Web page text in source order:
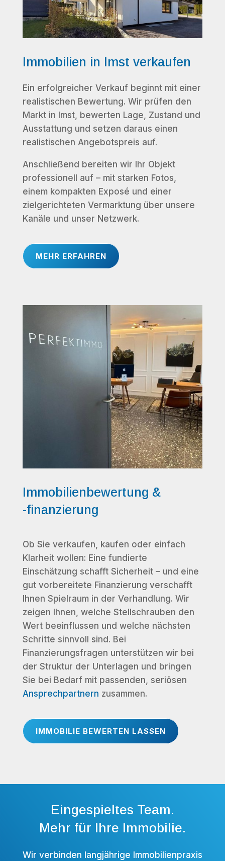
Immobilien in Imst verkaufen
Ein erfolgreicher Verkauf beginnt mit einer
realistischen Bewertung. Wir prüfen den
Markt in Imst, bewerten Lage, Zustand und
Ausstattung und setzen daraus einen
realistischen Angebotspreis auf.
Anschließend bereiten wir Ihr Objekt
professionell auf – mit starken Fotos,
einem kompakten Exposé und einer
zielgerichteten Vermarktung über unsere
Kanäle und unser Netzwerk.
MEHR ERFAHREN
Immobilienbewertung &
-finanzierung
Ob Sie verkaufen, kaufen oder einfach
Klarheit wollen: Eine fundierte
Einschätzung schafft Sicherheit – und eine
gut vorbereitete Finanzierung verschafft
Ihnen Spielraum in der Verhandlung. Wir
zeigen Ihnen, welche Stellschrauben den
Wert beeinflussen und welche nächsten
Schritte sinnvoll sind. Bei
Finanzierungsfragen unterstützen wir bei
der Struktur der Unterlagen und bringen
Sie bei Bedarf mit passenden, seriösen
Ansprechpartnern zusammen.
IMMOBILIE BEWERTEN LASSEN
Eingespieltes Team.
Mehr für Ihre Immobilie.
Wir verbinden langjährige Immobilienpraxis